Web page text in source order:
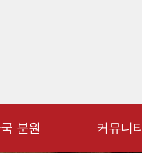
분원 커뮤니티